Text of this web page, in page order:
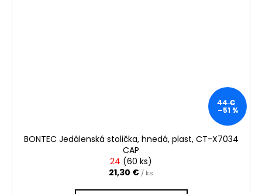
44 €
–51 %
BONTEC Jedálenská stolička, hnedá, plast, CT-X7034
CAP
24 (60 ks)
21,30 € / ks